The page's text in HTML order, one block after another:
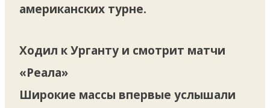
американских турне.
Ходил к Урганту и смотрит матчи
«Реала»
Широкие массы впервые услышали